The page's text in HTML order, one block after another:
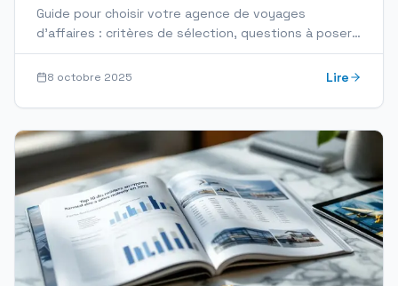
Guide pour choisir votre agence de voyages
d’affaires : critères de sélection, questions à poser,
signaux d’alerte et erreurs à éviter.
8 octobre 2025 Lire